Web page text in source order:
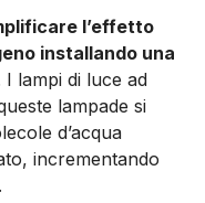
l’effetto
installando una
I lampi di luce ad
lampade si
d’acqua
incrementando